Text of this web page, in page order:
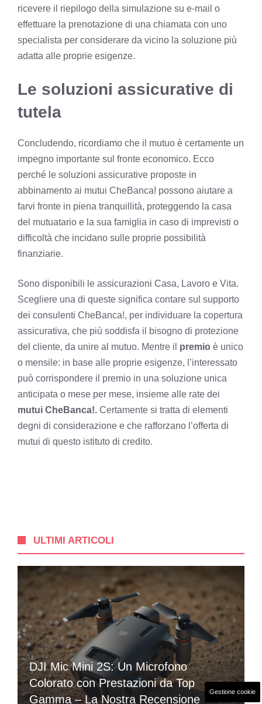
ricevere il riepilogo della simulazione su e-mail o
effettuare la prenotazione di una chiamata con uno
specialista per considerare da vicino la soluzione più
adatta alle proprie esigenze.
Le soluzioni assicurative di
tutela
Concludendo, ricordiamo che il mutuo è certamente un
impegno importante sul fronte economico. Ecco
perché le soluzioni assicurative proposte in
abbinamento ai mutui CheBanca! possono aiutare a
farvi fronte in piena tranquillità, proteggendo la casa
del mutuatario e la sua famiglia in caso di imprevisti o
difficoltà che incidano sulle proprie possibilità
finanziarie.
Sono disponibili le assicurazioni Casa, Lavoro e Vita.
Scegliere una di queste significa contare sul supporto
dei consulenti CheBanca!, per individuare la copertura
assicurativa, che più soddisfa il bisogno di protezione
del cliente, da unire al mutuo. Mentre il premio è unico
o mensile: in base alle proprie esigenze, l’interessato
può corrispondere il premio in una soluzione unica
anticipata o mese per mese, insieme alle rate dei
mutui CheBanca!. Certamente si tratta di elementi
degni di considerazione e che rafforzano l’offerta di
mutui di questo istituto di credito.
ULTIMI ARTICOLI
DJI Mic Mini 2S: Un Microfono
Colorato con Prestazioni da Top
Gamma – La Nostra Recensione
Gestione cookie